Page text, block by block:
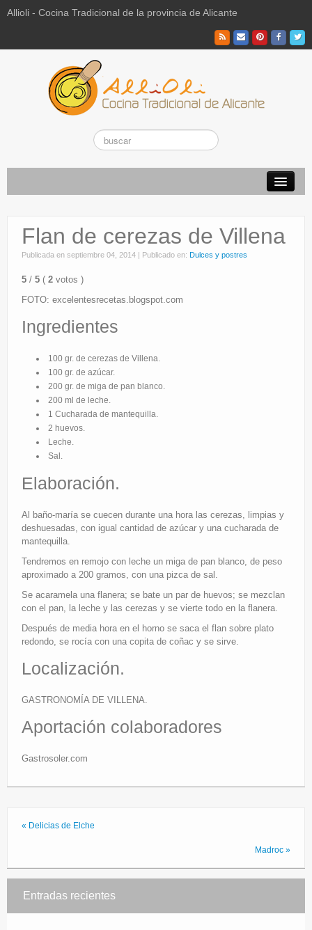
Allioli - Cocina Tradicional de la provincia de Alicante
Vuestras recetas de hoy
Eventos
Restaurantes
Flan de cerezas de Villena
Publicada en septiembre 04, 2014 | Publicado en: Dulces y postres
5 / 5 ( 2 votos )
FOTO: excelentesrecetas.blogspot.com
Ingredientes
100 gr. de cerezas de Villena.
100 gr. de azúcar.
200 gr. de miga de pan blanco.
200 ml de leche.
1 Cucharada de mantequilla.
2 huevos.
Leche.
Sal.
Elaboración.
Al baño-maría se cuecen durante una hora las cerezas, limpias y
deshuesadas, con igual cantidad de azúcar y una cucharada de
mantequilla.
Tendremos en remojo con leche un miga de pan blanco, de peso
aproximado a 200 gramos, con una pizca de sal.
Se acaramela una flanera; se bate un par de huevos; se mezclan
con el pan, la leche y las cerezas y se vierte todo en la flanera.
Después de media hora en el horno se saca el flan sobre plato
redondo, se rocía con una copita de coñac y se sirve.
Localización.
GASTRONOMÍA DE VILLENA.
Aportación colaboradores
Gastrosoler.com
« Delicias de Elche
Madroc »
Entradas recientes